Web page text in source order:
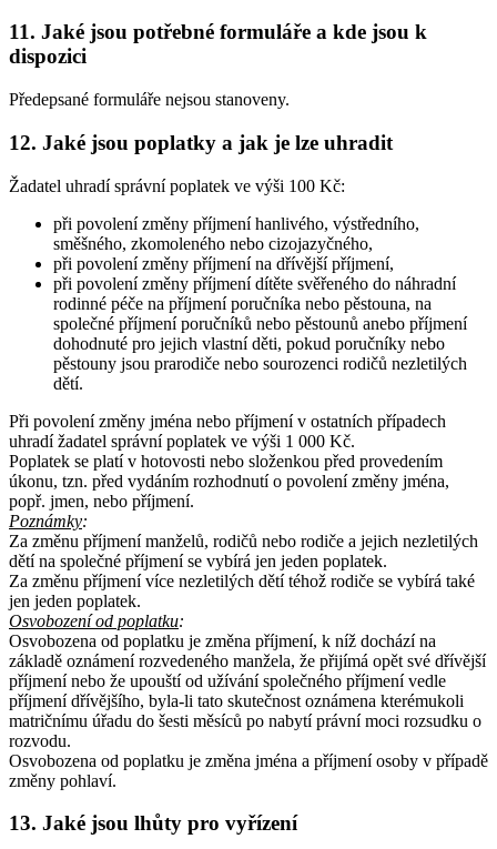
11. Jaké jsou potřebné formuláře a kde jsou k
dispozici
Předepsané formuláře nejsou stanoveny.
12. Jaké jsou poplatky a jak je lze uhradit
Žadatel uhradí správní poplatek ve výši 100 Kč:
při povolení změny příjmení hanlivého, výstředního,
směšného, zkomoleného nebo cizojazyčného,
při povolení změny příjmení na dřívější příjmení,
při povolení změny příjmení dítěte svěřeného do náhradní
rodinné péče na příjmení poručníka nebo pěstouna, na
společné příjmení poručníků nebo pěstounů anebo příjmení
dohodnuté pro jejich vlastní děti, pokud poručníky nebo
pěstouny jsou prarodiče nebo sourozenci rodičů nezletilých
dětí.
Při povolení změny jména nebo příjmení v ostatních případech
uhradí žadatel správní poplatek ve výši 1 000 Kč.
Poplatek se platí v hotovosti nebo složenkou před provedením
úkonu, tzn. před vydáním rozhodnutí o povolení změny jména,
popř. jmen, nebo příjmení.
Poznámky:
Za změnu příjmení manželů, rodičů nebo rodiče a jejich nezletilých
dětí na společné příjmení se vybírá jen jeden poplatek.
Za změnu příjmení více nezletilých dětí téhož rodiče se vybírá také
jen jeden poplatek.
Osvobození od poplatku:
Osvobozena od poplatku je změna příjmení, k níž dochází na
základě oznámení rozvedeného manžela, že přijímá opět své dřívější
příjmení nebo že upouští od užívání společného příjmení vedle
příjmení dřívějšího, byla-li tato skutečnost oznámena kterémukoli
matričnímu úřadu do šesti měsíců po nabytí právní moci rozsudku o
rozvodu.
Osvobozena od poplatku je změna jména a příjmení osoby v případě
změny pohlaví.
13. Jaké jsou lhůty pro vyřízení